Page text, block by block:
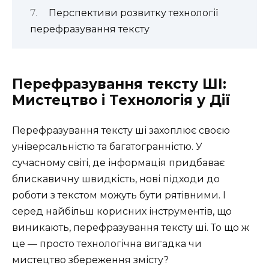
Перспективи розвитку технології
перефразування тексту
Перефразування тексту ШІ:
Мистецтво і Технологія у Дії
Перефразування тексту ші захоплює своєю
універсальністю та багатогранністю. У
сучасному світі, де інформація придбаває
блискавичну швидкість, нові підходи до
роботи з текстом можуть бути рятівними. І
серед найбільш корисних інструментів, що
виникають, перефразування тексту ші. То що ж
це — просто технологічна вигадка чи
мистецтво збереження змісту?